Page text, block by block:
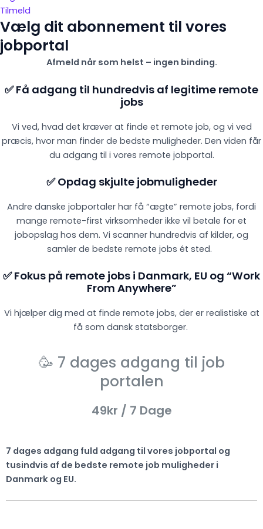
Tilmeld
Vælg dit abonnement til vores
jobportal
Afmeld når som helst – ingen binding.
✅ Få adgang til hundredvis af legitime remote
jobs
Vi ved, hvad det kræver at finde et remote job, og vi ved
præcis, hvor man finder de bedste muligheder. Den viden får
du adgang til i vores remote jobportal.
✅ Opdag skjulte jobmuligheder
Andre danske jobportaler har få “ægte” remote jobs, fordi
mange remote-first virksomheder ikke vil betale for et
jobopslag hos dem. Vi scanner hundredvis af kilder, og
samler de bedste remote jobs ét sted.
✅ Fokus på remote jobs i Danmark, EU og “Work
From Anywhere”
Vi hjælper dig med at finde remote jobs, der er realistiske at
få som dansk statsborger.
🥳 7 dages adgang til job
portalen
49kr / 7 Dage
7 dages adgang fuld adgang til vores jobportal og
tusindvis af de bedste remote job muligheder i
Danmark og EU.